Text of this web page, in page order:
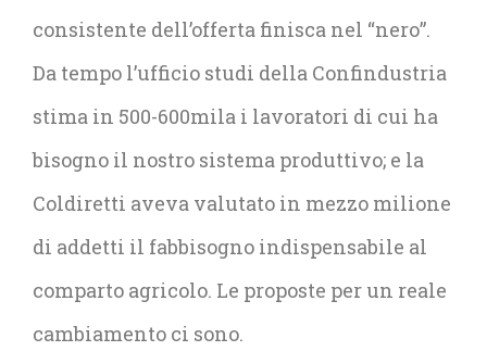
consistente dell’offerta finisca nel “nero”.
Da tempo l’ufficio studi della Confindustria
stima in 500-600mila i lavoratori di cui ha
bisogno il nostro sistema produttivo; e la
Coldiretti aveva valutato in mezzo milione
di addetti il fabbisogno indispensabile al
comparto agricolo. Le proposte per un reale
cambiamento ci sono.